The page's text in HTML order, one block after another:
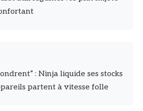
: Ninja liquide ses stocks
partent à vitesse folle